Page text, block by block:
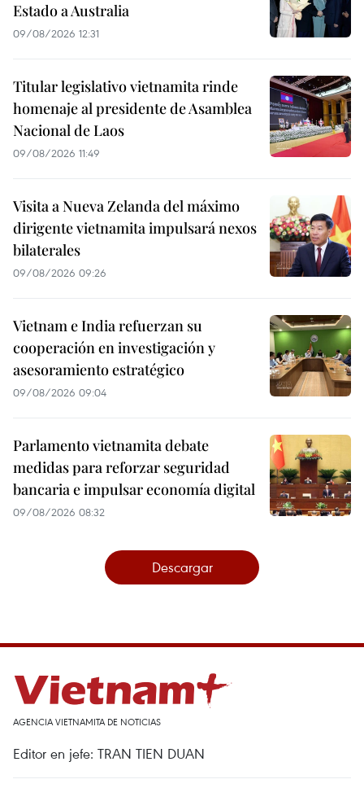
Estado a Australia
09/08/2026 12:31
Titular legislativo vietnamita rinde
homenaje al presidente de Asamblea
Nacional de Laos
09/08/2026 11:49
Visita a Nueva Zelanda del máximo
dirigente vietnamita impulsará nexos
bilaterales
09/08/2026 09:26
Vietnam e India refuerzan su
cooperación en investigación y
asesoramiento estratégico
09/08/2026 09:04
Parlamento vietnamita debate
medidas para reforzar seguridad
bancaria e impulsar economía digital
09/08/2026 08:32
Descargar
AGENCIA VIETNAMITA DE NOTICIAS
Editor en jefe: TRAN TIEN DUAN